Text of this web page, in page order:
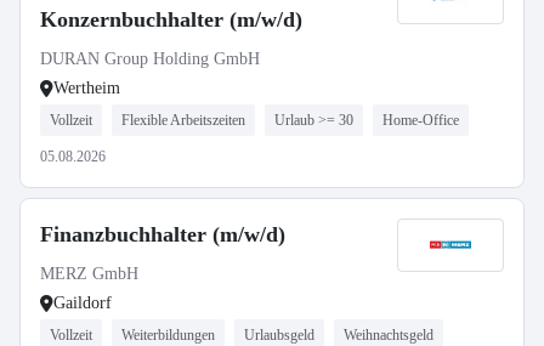
Konzernbuchhalter (m/w/d)
DURAN Group Holding GmbH
Wertheim
Vollzeit Flexible Arbeitszeiten Urlaub >= 30 Home-Office
05.08.2026
Finanzbuchhalter (m/w/d)
MERZ GmbH
Gaildorf
Vollzeit Weiterbildungen Urlaubsgeld Weihnachtsgeld